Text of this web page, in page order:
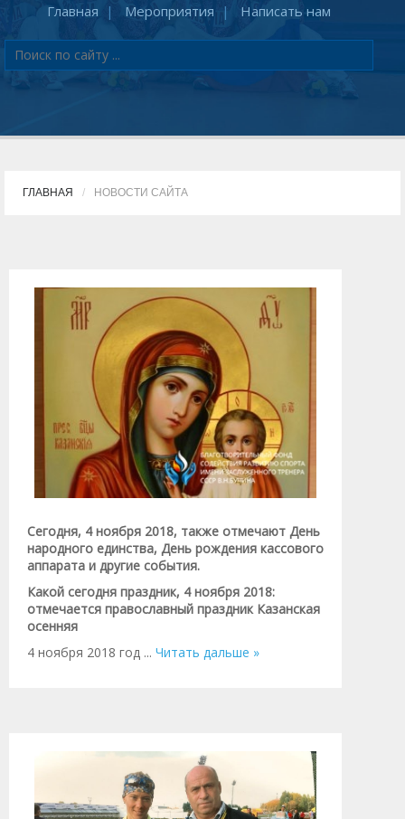
Главная Мероприятия Написать нам
ГЛАВНАЯ НОВОСТИ САЙТА
Сегодня, 4 ноября 2018, также отмечают День
народного единства, День рождения кассового
аппарата и другие события.
Какой сегодня праздник, 4 ноября 2018:
отмечается православный праздник Казанская
осенняя
4 ноября 2018 год ... Читать дальше »